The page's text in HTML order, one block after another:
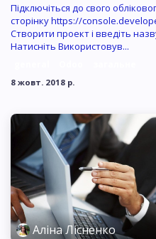
Підключіться до свого
сторінку https://
Створити проект і введіть
Натисніть Використовув...
8 жовт. 2018 р.
Аліна Лісненко